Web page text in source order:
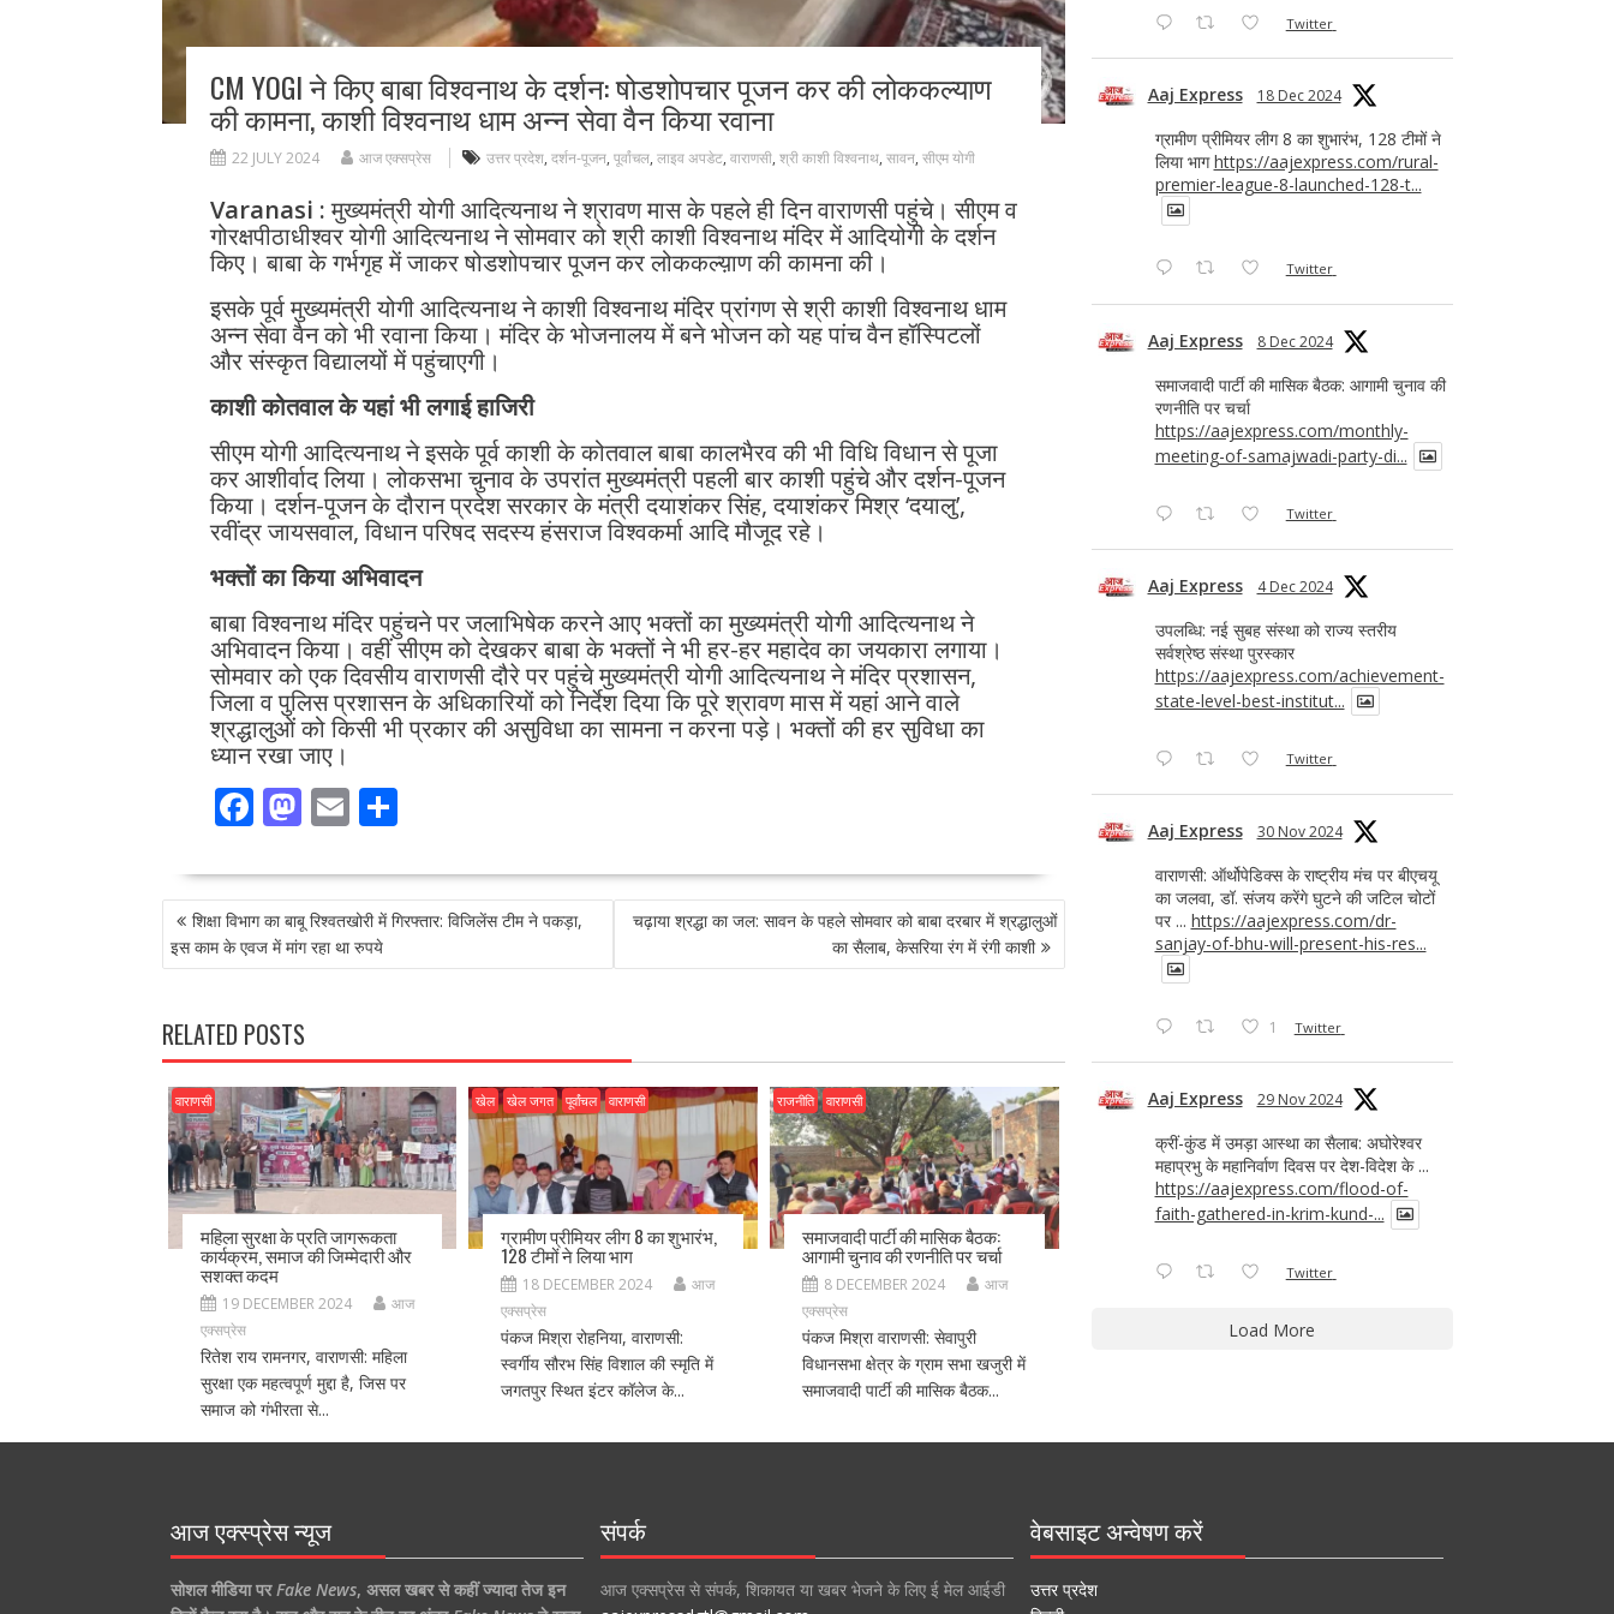
CM YOGI ने किए बाबा विश्वनाथ के दर्शन: षोडशोपचार पूजन कर की लोककल्याण
की कामना, काशी विश्वनाथ धाम अन्न सेवा वैन किया रवाना
22 JULY 2024 आज एक्सप्रेस उत्तर प्रदेश, दर्शन-पूजन, पूर्वांचल, लाइव अपडेट, वाराणसी, श्री काशी विश्वनाथ, सावन, सीएम योगी
Varanasi :मुख्यमंत्री योगी आदित्यनाथ ने श्रावण मास के पहले ही दिन वाराणसी पहुंचे। सीएम व
गोरक्षपीठाधीश्वर योगी आदित्यनाथ ने सोमवार को श्री काशी विश्वनाथ मंदिर में आदियोगी के दर्शन
किए। बाबा के गर्भगृह में जाकर षोडशोपचार पूजन कर लोककल्य़ाण की कामना की।
इसके पूर्व मुख्यमंत्री योगी आदित्यनाथ ने काशी विश्वनाथ मंदिर प्रांगण से श्री काशी विश्वनाथ धाम
अन्न सेवा वैन को भी रवाना किया। मंदिर के भोजनालय में बने भोजन को यह पांच वैन हॉस्पिटलों
और संस्कृत विद्यालयों में पहुंचाएगी।
काशी कोतवाल के यहां भी लगाई हाजिरी
सीएम योगी आदित्यनाथ ने इसके पूर्व काशी के कोतवाल बाबा कालभैरव की भी विधि विधान से पूजा
कर आशीर्वाद लिया। लोकसभा चुनाव के उपरांत मुख्यमंत्री पहली बार काशी पहुंचे और दर्शन-पूजन
किया। दर्शन-पूजन के दौरान प्रदेश सरकार के मंत्री दयाशंकर सिंह, दयाशंकर मिश्र ‘दयालु’,
रवींद्र जायसवाल, विधान परिषद सदस्य हंसराज विश्वकर्मा आदि मौजूद रहे।
भक्तों का किया अभिवादन
बाबा विश्वनाथ मंदिर पहुंचने पर जलाभिषेक करने आए भक्तों का मुख्यमंत्री योगी आदित्यनाथ ने
अभिवादन किया। वहीं सीएम को देखकर बाबा के भक्तों ने भी हर-हर महादेव का जयकारा लगाया।
सोमवार को एक दिवसीय वाराणसी दौरे पर पहुंचे मुख्यमंत्री योगी आदित्यनाथ ने मंदिर प्रशासन,
जिला व पुलिस प्रशासन के अधिकारियों को निर्देश दिया कि पूरे श्रावण मास में यहां आने वाले
श्रद्धालुओं को किसी भी प्रकार की असुविधा का सामना न करना पड़े। भक्तों की हर सुविधा का
ध्यान रखा जाए।
F
e
b
o
k
M
to
d
o
E
ai
l
S
ar
e
POST
NAVIGATION
शिक्षा विभाग का बाबू रिश्वतखोरी में गिरफ्तार: विजिलेंस टीम ने पकड़ा,
इस काम के एवज में मांग रहा था रुपये
चढ़ाया श्रद्धा का जल: सावन के पहले सोमवार को बाबा दरबार में श्रद्धालुओं
का सैलाब, केसरिया रंग में रंगी काशी
RELATED POSTS
वाराणसी
महिला सुरक्षा के प्रति जागरूकता
कार्यक्रम, समाज की जिम्मेदारी और
सशक्त कदम
19 DECEMBER 2024
आज
एक्सप्रेस
रितेश राय रामनगर, वाराणसी: महिला
सुरक्षा एक महत्वपूर्ण मुद्दा है, जिस पर
समाज को गंभीरता से...
खेल खेल जगत पूर्वांचल वाराणसी
ग्रामीण प्रीमियर लीग 8 का शुभारंभ,
128 टीमों ने लिया भाग
18 DECEMBER 2024
आज
एक्सप्रेस
पंकज मिश्रा रोहनिया, वाराणसी:
स्वर्गीय सौरभ सिंह विशाल की स्मृति में
जगतपुर स्थित इंटर कॉलेज के...
राजनीति वाराणसी
समाजवादी पार्टी की मासिक बैठक:
आगामी चुनाव की रणनीति पर चर्चा
8 DECEMBER 2024
आज
एक्सप्रेस
पंकज मिश्रा वाराणसी: सेवापुरी
विधानसभा क्षेत्र के ग्राम सभा खजुरी में
समाजवादी पार्टी की मासिक बैठक...
Twitter
Aaj Express 18 Dec 2024
ग्रामीण प्रीमियर लीग 8 का शुभारंभ, 128 टीमों ने
लिया भागhttps://aajexpress.com/rural-
premier-league-8-launched-128-t...
Twitter
Aaj Express 8 Dec 2024
समाजवादी पार्टी की मासिक बैठक: आगामी चुनाव की
रणनीति पर चर्चा
https://aajexpress.com/monthly-
meeting-of-samajwadi-party-di...
Twitter
Aaj Express 4 Dec 2024
उपलब्धि: नई सुबह संस्था को राज्य स्तरीय
सर्वश्रेष्ठ संस्था पुरस्कार
https://aajexpress.com/achievement-
state-level-best-institut...
Twitter
Aaj Express 30 Nov 2024
वाराणसी: ऑर्थोपेडिक्स के राष्ट्रीय मंच पर बीएचयू
का जलवा, डॉ. संजय करेंगे घुटने की जटिल चोटों
पर ... https://aajexpress.com/dr-
sanjay-of-bhu-will-present-his-res...
1 Twitter
Aaj Express 29 Nov 2024
क्रीं-कुंड में उमड़ा आस्था का सैलाब: अघोरेश्वर
महाप्रभु के महानिर्वाण दिवस पर देश-विदेश के ...
https://aajexpress.com/flood-of-
faith-gathered-in-krim-kund-...
Twitter
Load More
आज एक्स्प्रेस न्यूज
सोशल मीडिया परFake News, असल खबर से कहीं ज्यादा तेज इन
संपर्क
आज एक्सप्रेस से संपर्क, शिकायत या खबर भेजने के लिए ई मेल आईडी
वेबसाइट अन्वेषण करें
उत्तर प्रदेश